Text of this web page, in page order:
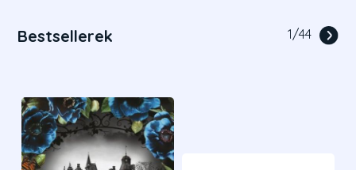
Bestsellerek 1/44